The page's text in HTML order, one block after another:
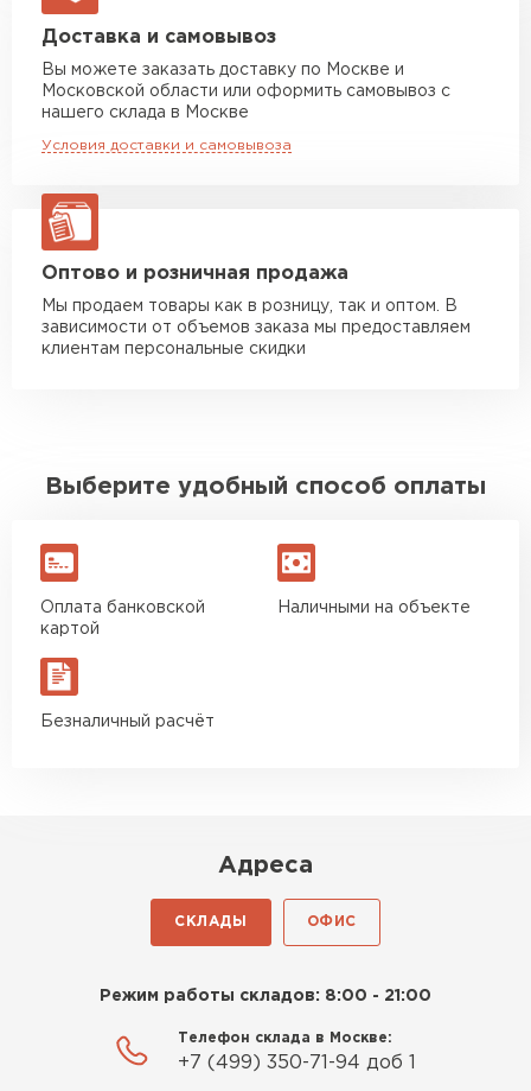
Манипулятор до 5 тн
Манипулятор до 10 тн
макс. длина груза 8 м
макс. длина груза 13,5 м
ЗАКАЗАТЬ С ДОСТАВКОЙ
Доставка и самовывоз
Вы можете заказать доставку по Москве и
Московской области или оформить самовывоз с
нашего склада в Москве
Условия доставки и самовывоза
Оптово и розничная продажа
Мы продаем товары как в розницу, так и оптом. В
зависимости от объемов заказа мы предоставляем
клиентам персональные скидки
Выберите удобный способ оплаты
Оплата банковской
картой
Наличными на объекте
Безналичный расчёт
Адреса
СКЛАДЫ ОФИС
Режим работы складов: 8:00 - 21:00
Телефон склада в Москве:
+7 (499) 350-71-94 доб 1